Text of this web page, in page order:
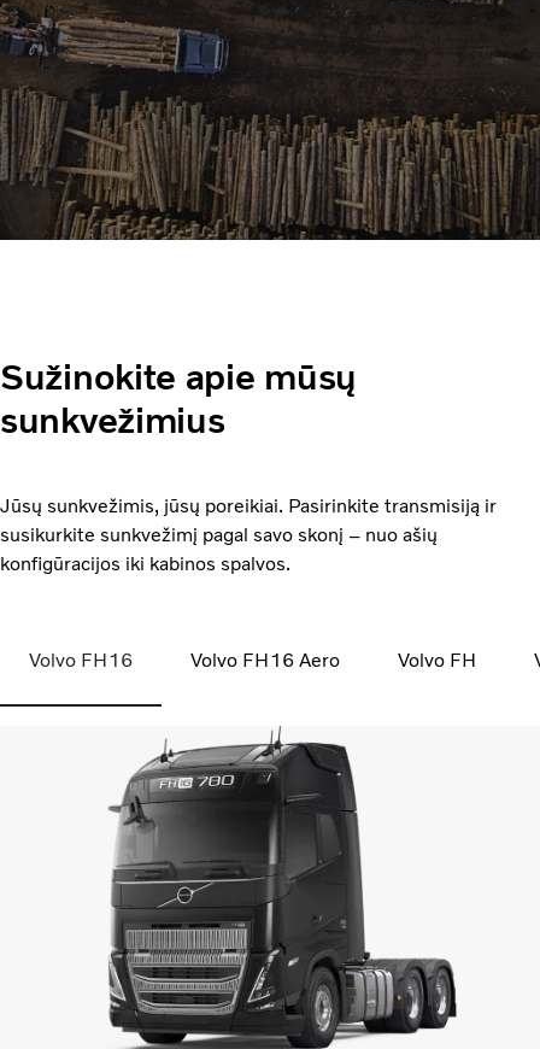
Sužinokite apie mūsų
sunkvežimius
Jūsų sunkvežimis, jūsų poreikiai. Pasirinkite transmisiją ir
susikurkite sunkvežimį pagal savo skonį – nuo ašių
konfigūracijos iki kabinos spalvos.
Volvo FH16 Volvo FH16 Aero Volvo FH